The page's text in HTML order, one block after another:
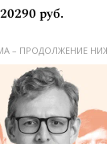
руб.
– ПРОДОЛЖЕНИЕ